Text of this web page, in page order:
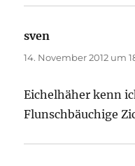
sven
14. November 2012 um
Eichelhäher kenn
Flunschbäuchige